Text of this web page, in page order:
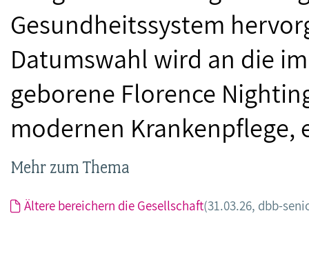
Gesundheitssystem
Datumswahl wird an die
geborene Florence
modernen Krankenpflege,
Mehr zum Thema
Ältere bereichern die Gesellschaft(31.03.26, dbb-